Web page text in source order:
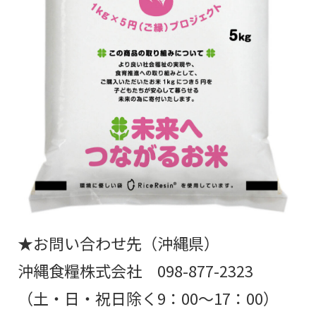
★お問い合わせ先（沖縄県）
沖縄食糧株式会社 098-877-2323
（土・日・祝日除く9：00～17：00）